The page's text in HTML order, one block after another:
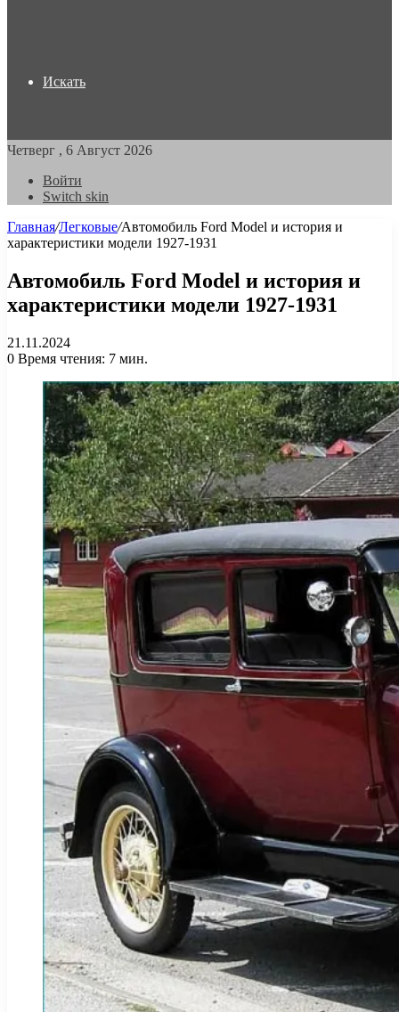
Искать
Четверг , 6 Август 2026
Войти
Switch skin
Главная/Легковые/Автомобиль Ford Model и история и
характеристики модели 1927-1931
Автомобиль Ford Model и история и
характеристики модели 1927-1931
21.11.2024
0 Время чтения: 7 мин.